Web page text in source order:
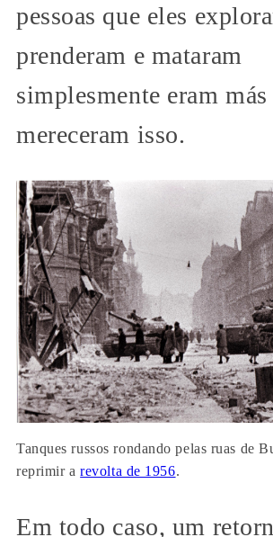
pessoas que eles
prenderam e mataram
simplesmente eram más
mereceram isso.
Tanques russos rondando pelas ruas de
reprimir arevolta de 1956.
Em todo caso, um